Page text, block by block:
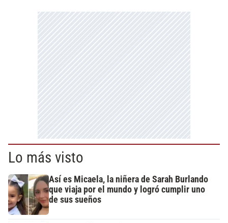
Lo más visto
Así es Micaela, la niñera de Sarah Burlando
que viaja por el mundo y logró cumplir uno
de sus sueños